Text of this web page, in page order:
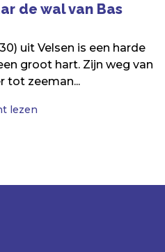
de wal van Bas
uit Velsen is een harde
groot hart. Zijn weg van
tot zeeman...
lezen